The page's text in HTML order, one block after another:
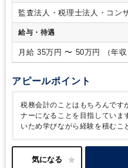
監査法人・税理士法人・コン
人）
給与・待遇
アピールポイント
税務会計のことはもちろんです
ナーになることを目指していま
いため学びながら経験を積むこ
スペシャリスト、M&Aアドバ
援等、様々な将来に挑戦する事